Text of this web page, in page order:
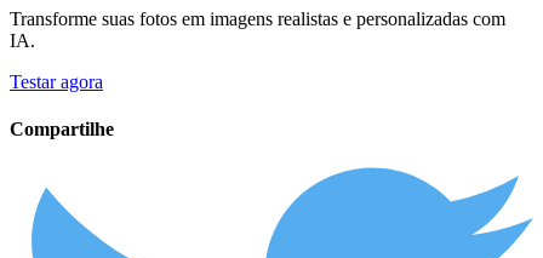
Transforme suas fotos em imagens realistas e personalizadas com
IA.
Testar agora
Compartilhe